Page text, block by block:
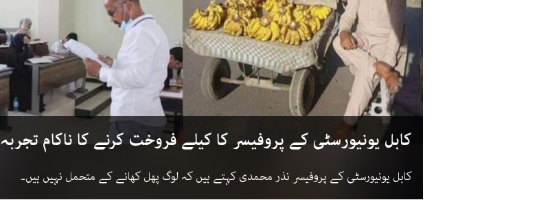
کابل یونیورسٹی کے پروفیسر کا کیلے فروخت کرنے کا ناکام تجربہ
کابل یونیورسٹی کے پروفیسر نذر محمدی کہتے ہیں کہ لوگ پھل کھانے کے متحمل نہیں ہیں۔